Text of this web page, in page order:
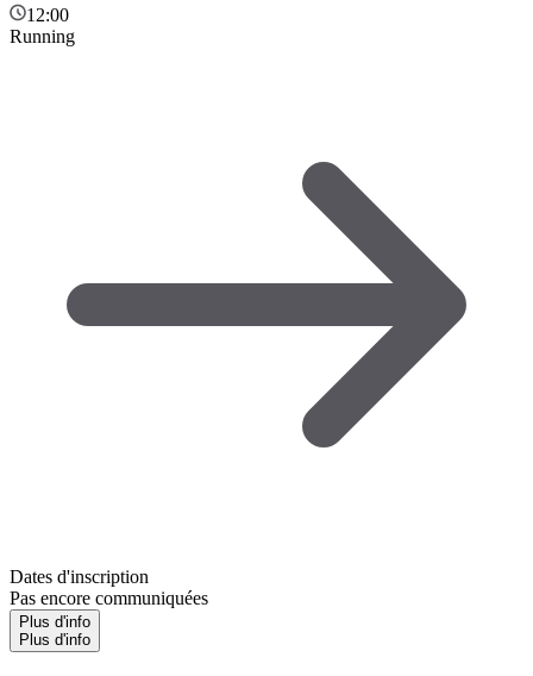
12:00
Running
Dates d'inscription
Pas encore communiquées
Plus d'info
Plus d'info